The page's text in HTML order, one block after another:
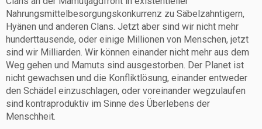
Nahrungsmittelbesorgungskonkurrenz zu Säbelzahntigern,
Hyänen und anderen Clans. Jetzt aber sind wir nicht mehr
hunderttausende, oder einige Millionen von Menschen, jetzt
sind wir Milliarden. Wir können einander nicht mehr aus dem
Weg gehen und Mamuts sind ausgestorben. Der Planet ist
nicht gewachsen und die Konfliktlösung, einander entweder
den Schädel einzuschlagen, oder voreinander wegzulaufen
sind kontraproduktiv im Sinne des Überlebens der
Menschheit.